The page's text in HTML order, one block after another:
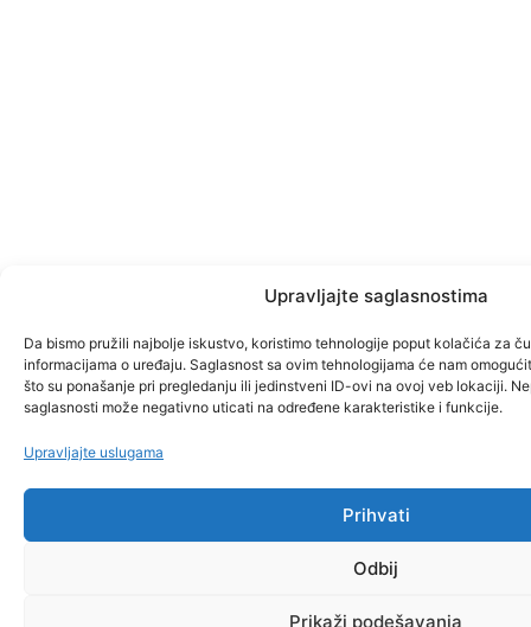
Upravljajte saglasnostima
Da bismo pružili najbolje iskustvo, koristimo tehnologije poput kolačića za
informacijama o uređaju. Saglasnost sa ovim tehnologijama će nam
što su ponašanje pri pregledanju ili jedinstveni ID-ovi na ovoj veb lokaciji.
saglasnosti može negativno uticati na određene karakteristike i funkcije.
Upravljajte uslugama
Prihvati
Odbij
Prikaži podešavanja